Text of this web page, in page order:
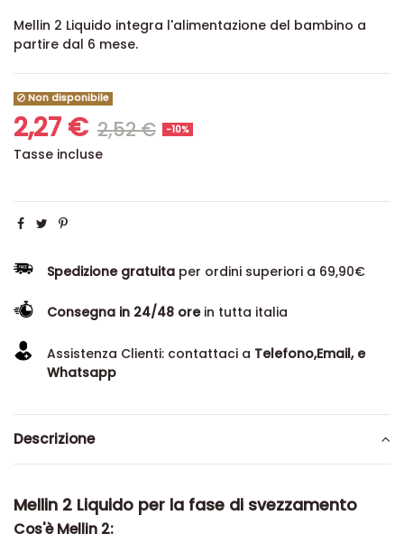
Mellin 2 Liquido integra l'alimentazione del bambino a
partire dal 6 mese.
Non disponibile
2,27 € 2,52 € -10%
Tasse incluse
Spedizione gratuita per ordini superiori a 69,90€
Consegna in 24/48 orein tutta italia
Assistenza Clienti: contattaci a Telefono,Email, e
Whatsapp
Descrizione
Mellin 2 Liquido per la fase di svezzamento
Cos'è Mellin 2: